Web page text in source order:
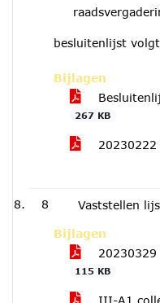
besluitenlijst volgt
Bijlagen
267 KB
8 Vaststellen
Bijlagen
115 KB
III-A1